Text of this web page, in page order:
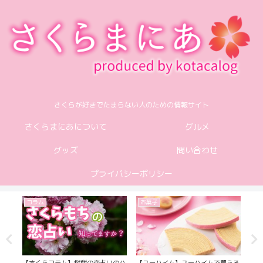
さくらが好きでたまらない人のための情報サイト
さくらまにあについて グルメ
グッズ 問い合わせ
プライバシーポリシー
コラム お菓子